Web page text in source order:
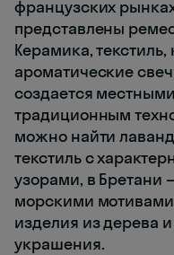
французских
представлены
Керамика,
ароматические
создается
традиционным
можно найти
текстиль с
узорами, в Бретани
морскими
изделия из дерева
украшения.